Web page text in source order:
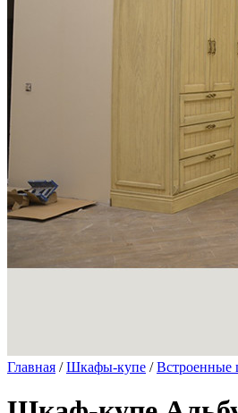
Главная /Шкафы-купе /Встроенные